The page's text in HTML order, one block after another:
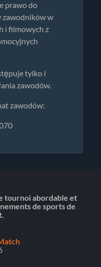
prawo do
zawodników w
i filmowych z
tylko i
zawodów.
zawodów:
tournoi abordable et
de sports de